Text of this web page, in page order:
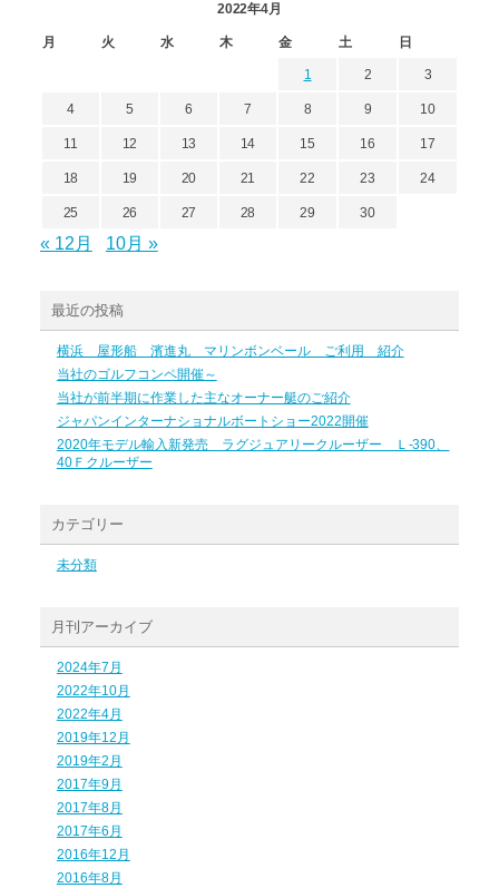
2022年4月
月 火 水 木 金 土 日
1 2 3
4 5 6 7 8 9 10
11 12 13 14 15 16 17
18 19 20 21 22 23 24
25 26 27 28 29 30
« 12月 10月 »
最近の投稿
横浜 屋形船 濱進丸 マリンボンベール ご利用 紹介
当社のゴルフコンペ開催～
当社が前半期に作業した主なオーナー艇のご紹介
ジャパンインターナショナルボートショー2022開催
2020年モデル輸入新発売 ラグジュアリークルーザー Ｌ-390、
40Ｆクルーザー
カテゴリー
未分類
月刊アーカイブ
2024年7月
2022年10月
2022年4月
2019年12月
2019年2月
2017年9月
2017年8月
2017年6月
2016年12月
2016年8月